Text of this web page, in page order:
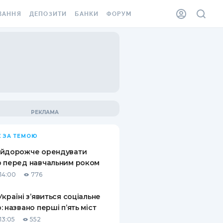
ВІНЬЄТКА
ВІД
ВИПАДКІВ
ДЕПОЗИТИ
ПИТАННЯ ТА ВІДПОВІДІ
ПУТІВНИКИ ПО
БАНКИ ФОРУМ
ЗА ТЕМОЮ
орендувати
перед навчальним роком
776
з’явиться соціальне
названо перші п’ять міст
552